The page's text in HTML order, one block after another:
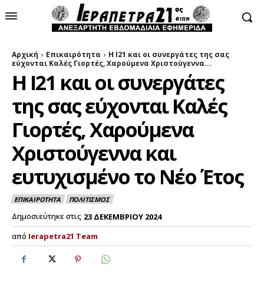
Αρχική Επικαιρότητα
Η Ι21 και οι συνεργάτες της σας
εύχονται Καλές Γιορτές, Χαρούμενα Χριστούγεννα...
Η Ι21 και οι συνεργάτες
της σας εύχονται Καλές
Γιορτές, Χαρούμενα
Χριστούγεννα και
ευτυχισμένο το Νέο Έτος
ΕΠΙΚΑΙΡΟΤΗΤΑ ΠΟΛΙΤΙΣΜΟΣ
Δημοσιεύτηκε στις 23 ΔΕΚΕΜΒΡΙΟΥ 2024
από Ierapetra21 Team